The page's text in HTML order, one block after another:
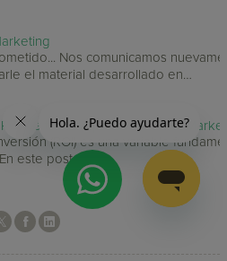
Nos comunicamos
el material desarrollado en…
de tus Campañas de Email
(ROI) es una variable
este post…